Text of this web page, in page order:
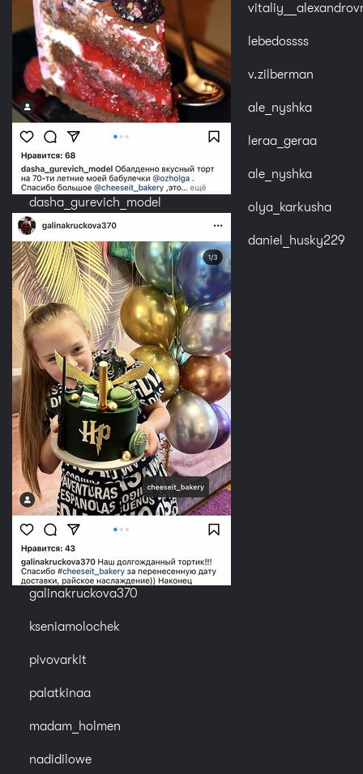
dasha_gurevich_model
galinakruckova370
kseniamolochek
pivovarkit
palatkinaa
madam_holmen
nadidilowe
lebedossss
v.zilberman
ale_nyshka
leraa_geraa
ale_nyshka
olya_karkusha
daniel_husky229